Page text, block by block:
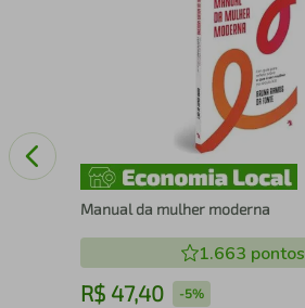
Manual da mulher moderna
1.663 pontos
R$ 47,40 -5%